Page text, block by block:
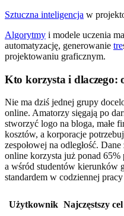
Sztuczna inteligencja w
Algorytmy i modele uczenia
automatyzację, generowanie tre
projektowaniu graficznym.
Kto korzysta i
Nie ma dziś jednej grupy
online. Amatorzy sięgają po
stworzyć logo na bloga, małe
kosztów, a korporacje
zespołowej na odległość.
online korzysta już ponad
a wśród studentów kierunków
standardem w codziennej
Użytkownik Najczęstszy cel